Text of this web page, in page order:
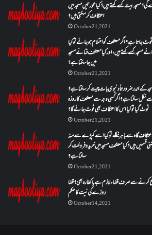
بیت کسے کہتے ہیں؟کیا عورتیں مسجد میں
اعتکاف کر سکتی ہیں؟
October 21, 2021
ہے؟ اگر معتکف کو احتلام ہو جائے تو کیا
کسے کہتے ہیں ، اور کیا معتکف فنائے مسجد
میں جا سکتا ہے؟
October 21, 2021
کے اندر ضرورتاً دنیوی بات چیت کر سکتا ہے؟
نکل سکتا ہے؟ اگر کسی وجہ سے معتکف کا روزہ
ٹوٹ گیا تو کیا اس کا اعتکاف بھی ٹوٹ جائے گا؟
October 21, 2021
گاہ سے باہر نکلے تو کیا اسے کپڑے سے منہ
ہیں؟کیا معتکف مسجد میں خرید و فروخت کر
سکتا ہے؟
October 21, 2021
کرنے سے صرف قضاء لازم ہے یا کفارہ بھی؟ قضا
روزے کی نیت کا حکم
October 14, 2021